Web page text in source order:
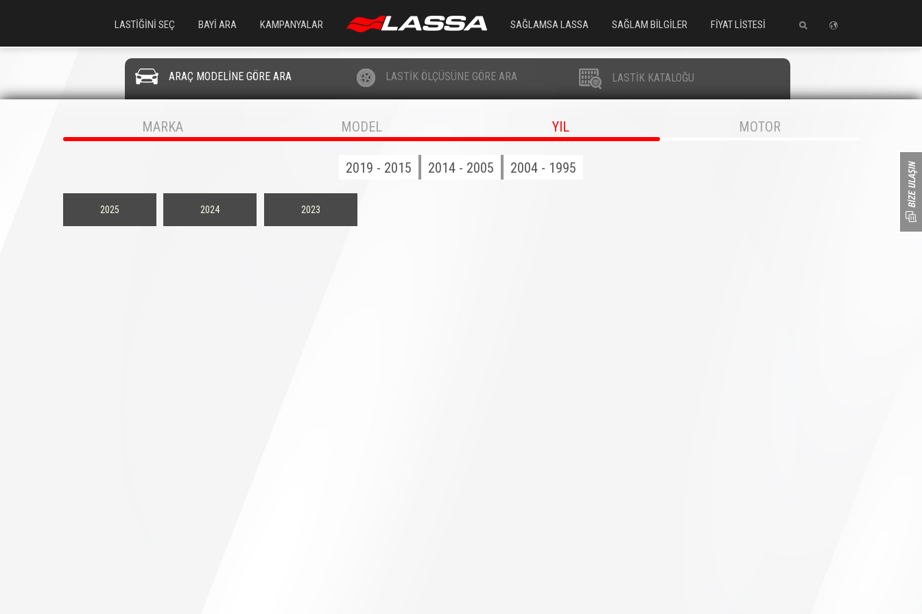
LASTİĞİNİ SEÇ BAYİ ARA KAMPANYALAR SAĞLAMSA LASSA SAĞLAM BİLGİLER FİYAT LİSTESİ
ARAÇ MODELİNE GÖRE ARA LASTİK ÖLÇÜSÜNE GÖRE ARA LASTİK KATALOĞU
MARKA MODEL YIL MOTOR
2019 - 2015 2014 - 2005 2004 - 1995
2025 2024 2023